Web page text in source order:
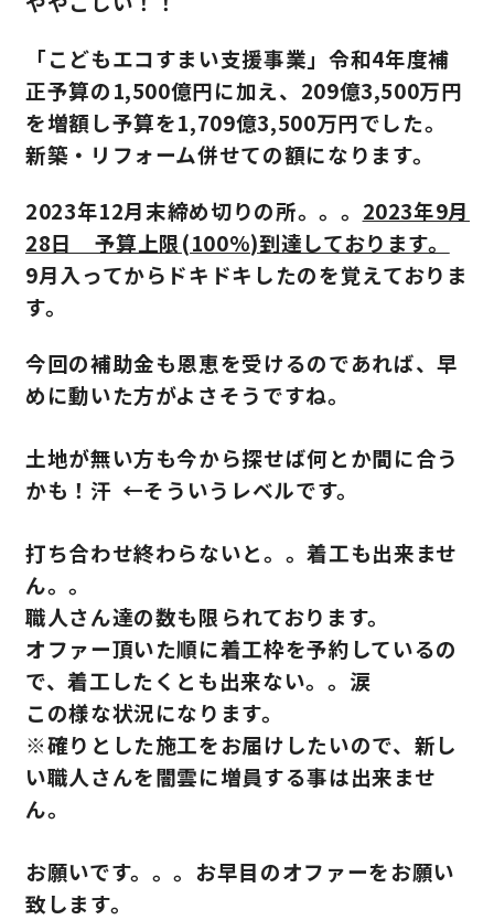
「こどもエコすまい支援事業」令和4年度補
正予算の1,500億円に加え、209億3,500万円
を増額し予算を1,709億3,500万円でした。
新築・リフォーム併せての額になります。
2023年12月末締め切りの所。。。 2023年9月
28日 予算上限(100%)到達しております。
9月入ってからドキドキしたのを覚えておりま
す。
今回の補助金も恩恵を受けるのであれば、早
めに動いた方がよさそうですね。
土地が無い方も今から探せば何とか間に合う
かも！汗 ←そういうレベルです。
打ち合わせ終わらないと。。着工も出来ませ
ん。。
職人さん達の数も限られております。
オファー頂いた順に着工枠を予約しているの
で、着工したくとも出来ない。。涙
この様な状況になります。
※確りとした施工をお届けしたいので、新し
い職人さんを闇雲に増員する事は出来ませ
ん。
お願いです。。。お早目のオファーをお願い
致します。